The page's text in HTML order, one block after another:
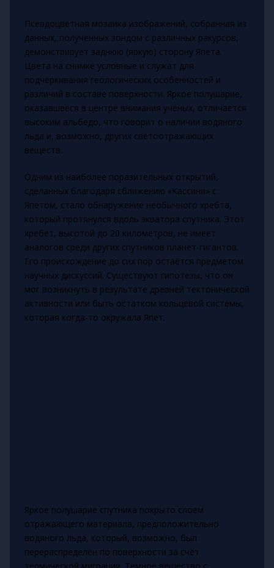
Псевдоцветная мозаика изображений, собранная из
данных, полученных зондом с различных ракурсов,
демонстрирует заднюю (яркую) сторону Япета.
Цвета на снимке условные и служат для
подчёркивания геологических особенностей и
различий в составе поверхности. Яркое полушарие,
оказавшееся в центре внимания учёных, отличается
высоким альбедо, что говорит о наличии водяного
льда и, возможно, других светоотражающих
веществ.
Одним из наиболее поразительных открытий,
сделанных благодаря сближению «Кассини» с
Япетом, стало обнаружение необычного хребта,
который протянулся вдоль экватора спутника. Этот
хребет, высотой до 20 километров, не имеет
аналогов среди других спутников планет-гигантов.
Его происхождение до сих пор остаётся предметом
научных дискуссий. Существуют гипотезы, что он
мог возникнуть в результате древней тектонической
активности или быть остатком кольцевой системы,
которая когда-то окружала Япет.
Яркое полушарие спутника покрыто слоем
отражающего материала, предположительно
водяного льда, который, возможно, был
перераспределён по поверхности за счёт